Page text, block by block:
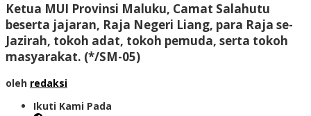
Ketua MUI Provinsi Maluku, Camat Salahutu
beserta jajaran, Raja Negeri Liang, para Raja se-
Jazirah, tokoh adat, tokoh pemuda, serta tokoh
masyarakat. (*/SM-05)
oleh redaksi
Ikuti Kami Pada